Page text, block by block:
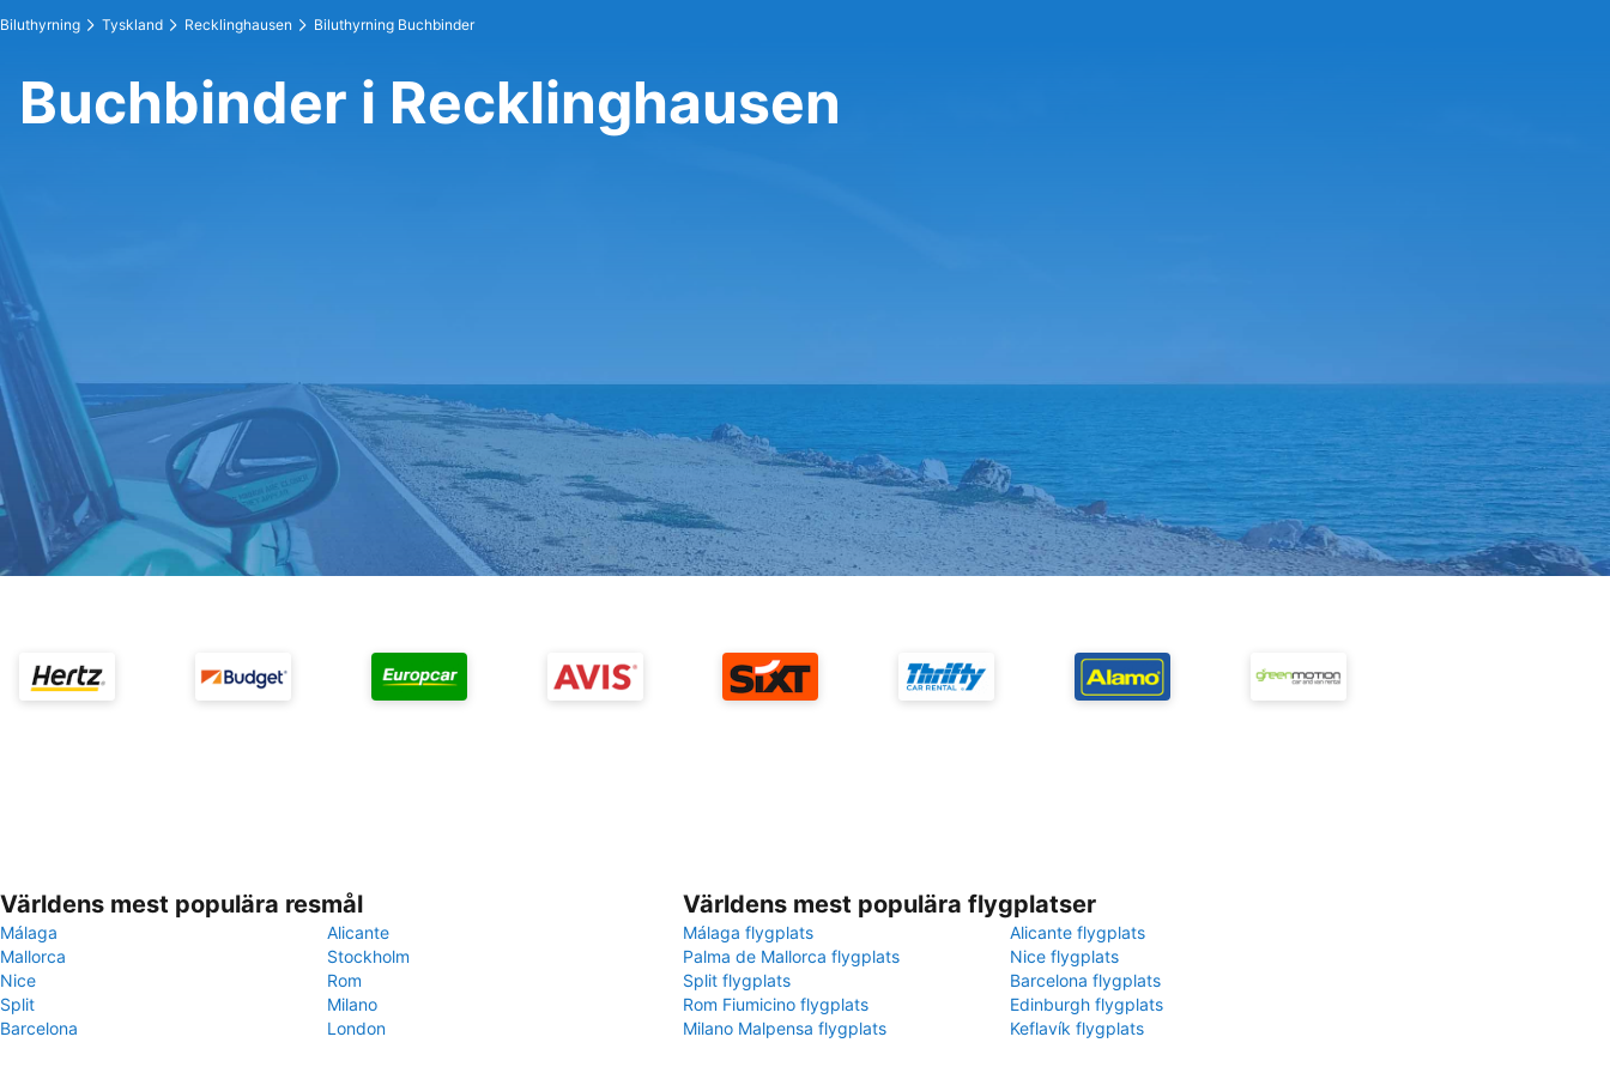
Biluthyrning Tyskland Recklinghausen Biluthyrning Buchbinder
Buchbinder i Recklinghausen
Världens mest populära resmål
Málaga
Alicante
Mallorca
Stockholm
Nice
Rom
Split
Milano
Barcelona
London
Världens mest populära flygplatser
Málaga flygplats
Alicante flygplats
Palma de Mallorca flygplats
Nice flygplats
Split flygplats
Barcelona flygplats
Rom Fiumicino flygplats
Edinburgh flygplats
Milano Malpensa flygplats
Keflavík flygplats